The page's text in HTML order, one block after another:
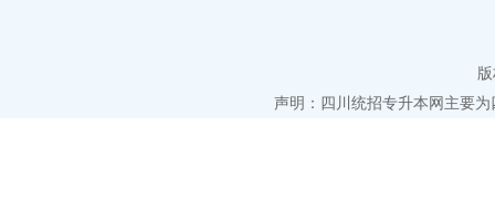
声明：四川统招专升本网主要